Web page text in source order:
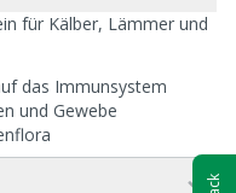
für Kälber, Lämmer und
das Immunsystem
und Gewebe